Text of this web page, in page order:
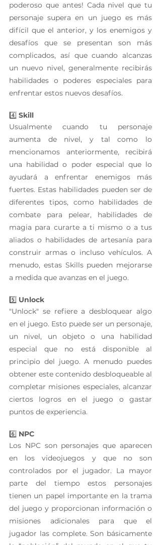
poderoso que antes! Cada nivel que tu
personaje supera en un juego es más
difícil que el anterior, y los enemigos y
desafíos que se presentan son más
complicados, así que cuando alcanzas
un nuevo nivel, generalmente recibirás
habilidades o poderes especiales para
enfrentar estos nuevos desafíos.
4️⃣ Skill
Usualmente cuando tu personaje
aumenta de nivel, y tal como lo
mencionamos anteriormente, recibirá
una habilidad o poder especial que lo
ayudará a enfrentar enemigos más
fuertes. Estas habilidades pueden ser de
diferentes tipos, como habilidades de
combate para pelear, habilidades de
magia para curarte a ti mismo o a tus
aliados o habilidades de artesanía para
construir armas o incluso vehículos. A
menudo, estas Skills pueden mejorarse
a medida que avanzas en el juego.
5️⃣ Unlock
"Unlock" se refiere a desbloquear algo
en el juego. Esto puede ser un personaje,
un nivel, un objeto o una habilidad
especial que no está disponible al
principio del juego. A menudo puedes
obtener este contenido desbloqueable al
completar misiones especiales, alcanzar
ciertos logros en el juego o gastar
puntos de experiencia.
6️⃣ NPC
Los NPC son personajes que aparecen
en los videojuegos y que no son
controlados por el jugador. La mayor
parte del tiempo estos personajes
tienen un papel importante en la trama
del juego y proporcionan información o
misiones adicionales para que el
jugador las complete. Son básicamente